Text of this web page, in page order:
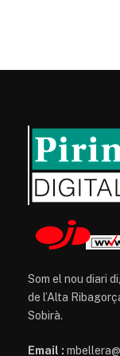
Som el nou diari
de l’Alta
Sobirà.
Email :